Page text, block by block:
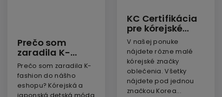
Prečo som
zaradila K-
fashion do
nášho eshopu?
Prečo som zaradila K-
fashion do nášho
eshopu? Kórejská a
KC Certifikácia
pre kórejské
značky
oblečenia
V našej ponuke
nájdete rôzne malé
kórejské značky
oblečenia. Všetky
nájdete pod jednou
značkou Korea...